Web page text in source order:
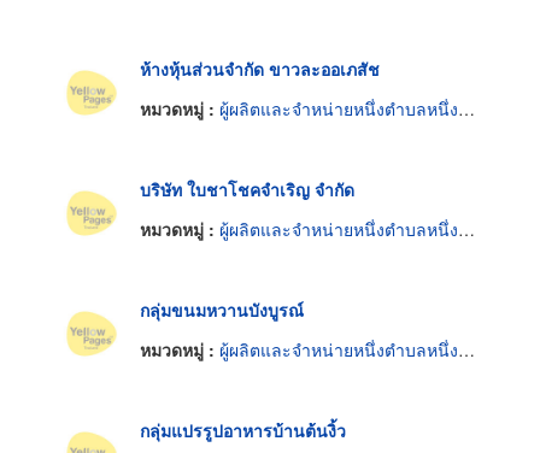
ห้างหุ้นส่วนจำกัด ขาวละออเภสัช
หมวดหมู่ : ผู้ผลิตและจำหน่ายหนึ่งตำบลหนึ่งผลิตภัณฑ์
บริษัท ใบชาโชคจำเริญ จำกัด
หมวดหมู่ : ผู้ผลิตและจำหน่ายหนึ่งตำบลหนึ่งผลิตภัณฑ์
กลุ่มขนมหวานบังบูรณ์
หมวดหมู่ : ผู้ผลิตและจำหน่ายหนึ่งตำบลหนึ่งผลิตภัณฑ์
กลุ่มแปรรูปอาหารบ้านต้นงิ้ว